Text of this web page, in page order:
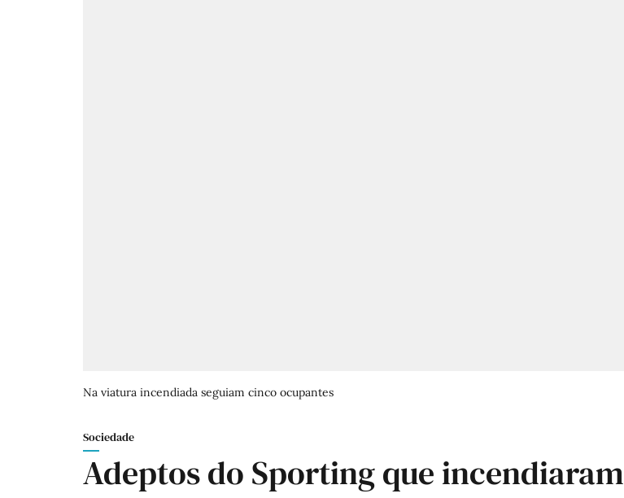
Na viatura incendiada seguiam cinco ocupantes
Sociedade
Adeptos do Sporting que incendiaram